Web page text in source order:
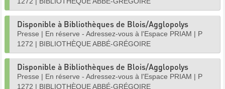
Disponible à Bibliothèques de Blois/Agglopolys
Presse | En réserve - Adressez-vous à l'Espace PRIAM | P
1272 | BIBLIOTHÈQUE ABBÉ-GRÉGOIRE
Disponible à Bibliothèques de Blois/Agglopolys
Presse | En réserve - Adressez-vous à l'Espace PRIAM | P
1272 | BIBLIOTHÈQUE ABBÉ-GRÉGOIRE